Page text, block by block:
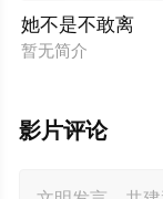
她不是不敢离
暂无简介
影片评论